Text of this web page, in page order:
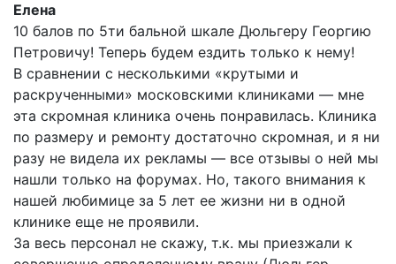
Елена
10 балов по 5ти бальной шкале Дюльгеру Георгию
Петровичу! Теперь будем ездить только к нему!
В сравнении с несколькими «крутыми и
раскрученными» московскими клиниками — мне
эта скромная клиника очень понравилась. Клиника
по размеру и ремонту достаточно скромная, и я ни
разу не видела их рекламы — все отзывы о ней мы
нашли только на форумах. Но, такого внимания к
нашей любимице за 5 лет ее жизни ни в одной
клинике еще не проявили.
За весь персонал не скажу, т.к. мы приезжали к